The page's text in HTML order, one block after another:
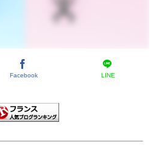
Facebook LINE